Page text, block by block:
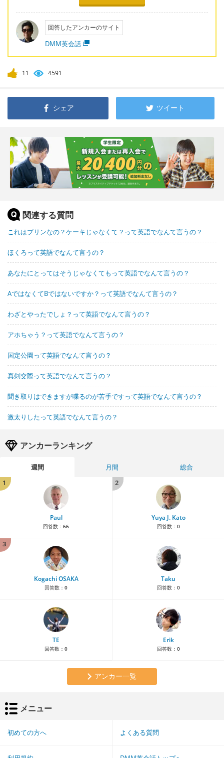
回答したアンカーのサイト
DMM英会話
11 4591
シェア ツイート
関連する質問
これはプリンなの？ケーキじゃなくて？って英語でなんて言うの？
ほくろって英語でなんて言うの？
あなたにとってはそうじゃなくてもって英語でなんて言うの？
AではなくてBではないですか？って英語でなんて言うの？
わざとやったでしょ？って英語でなんて言うの？
アホちゃう？って英語でなんて言うの？
国定公園って英語でなんて言うの？
真剣交際って英語でなんて言うの？
聞き取りはできますが喋るのが苦手ですって英語でなんて言うの？
激太りしたって英語でなんて言うの？
アンカーランキング
週間 月間
総合
1
Paul
回答数： 66
2
Yuya J. Kato
回答数： 0
3
Kogachi OSAKA
回答数： 0
Taku
回答数： 0
TE
回答数： 0
Erik
回答数： 0
アンカー一覧
メニュー
初めての方へ よくある質問